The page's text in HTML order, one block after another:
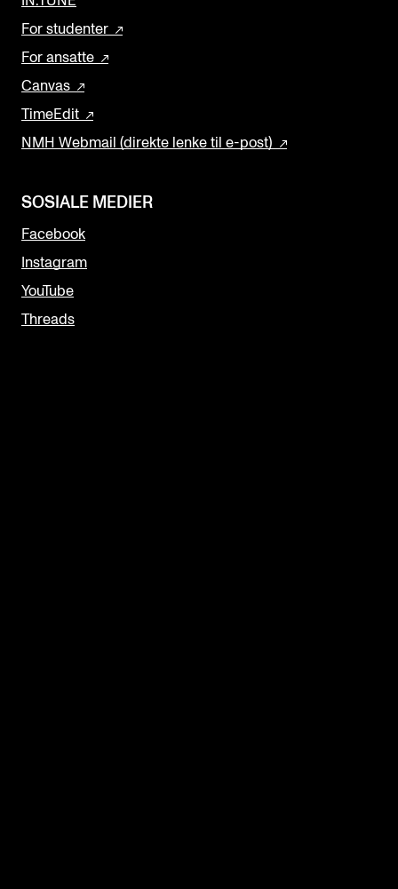
For studenter
For ansatte
Canvas
TimeEdit
NMH Webmail (direkte lenke til e-post)
SOSIALE MEDIER
Facebook
Instagram
YouTube
Threads